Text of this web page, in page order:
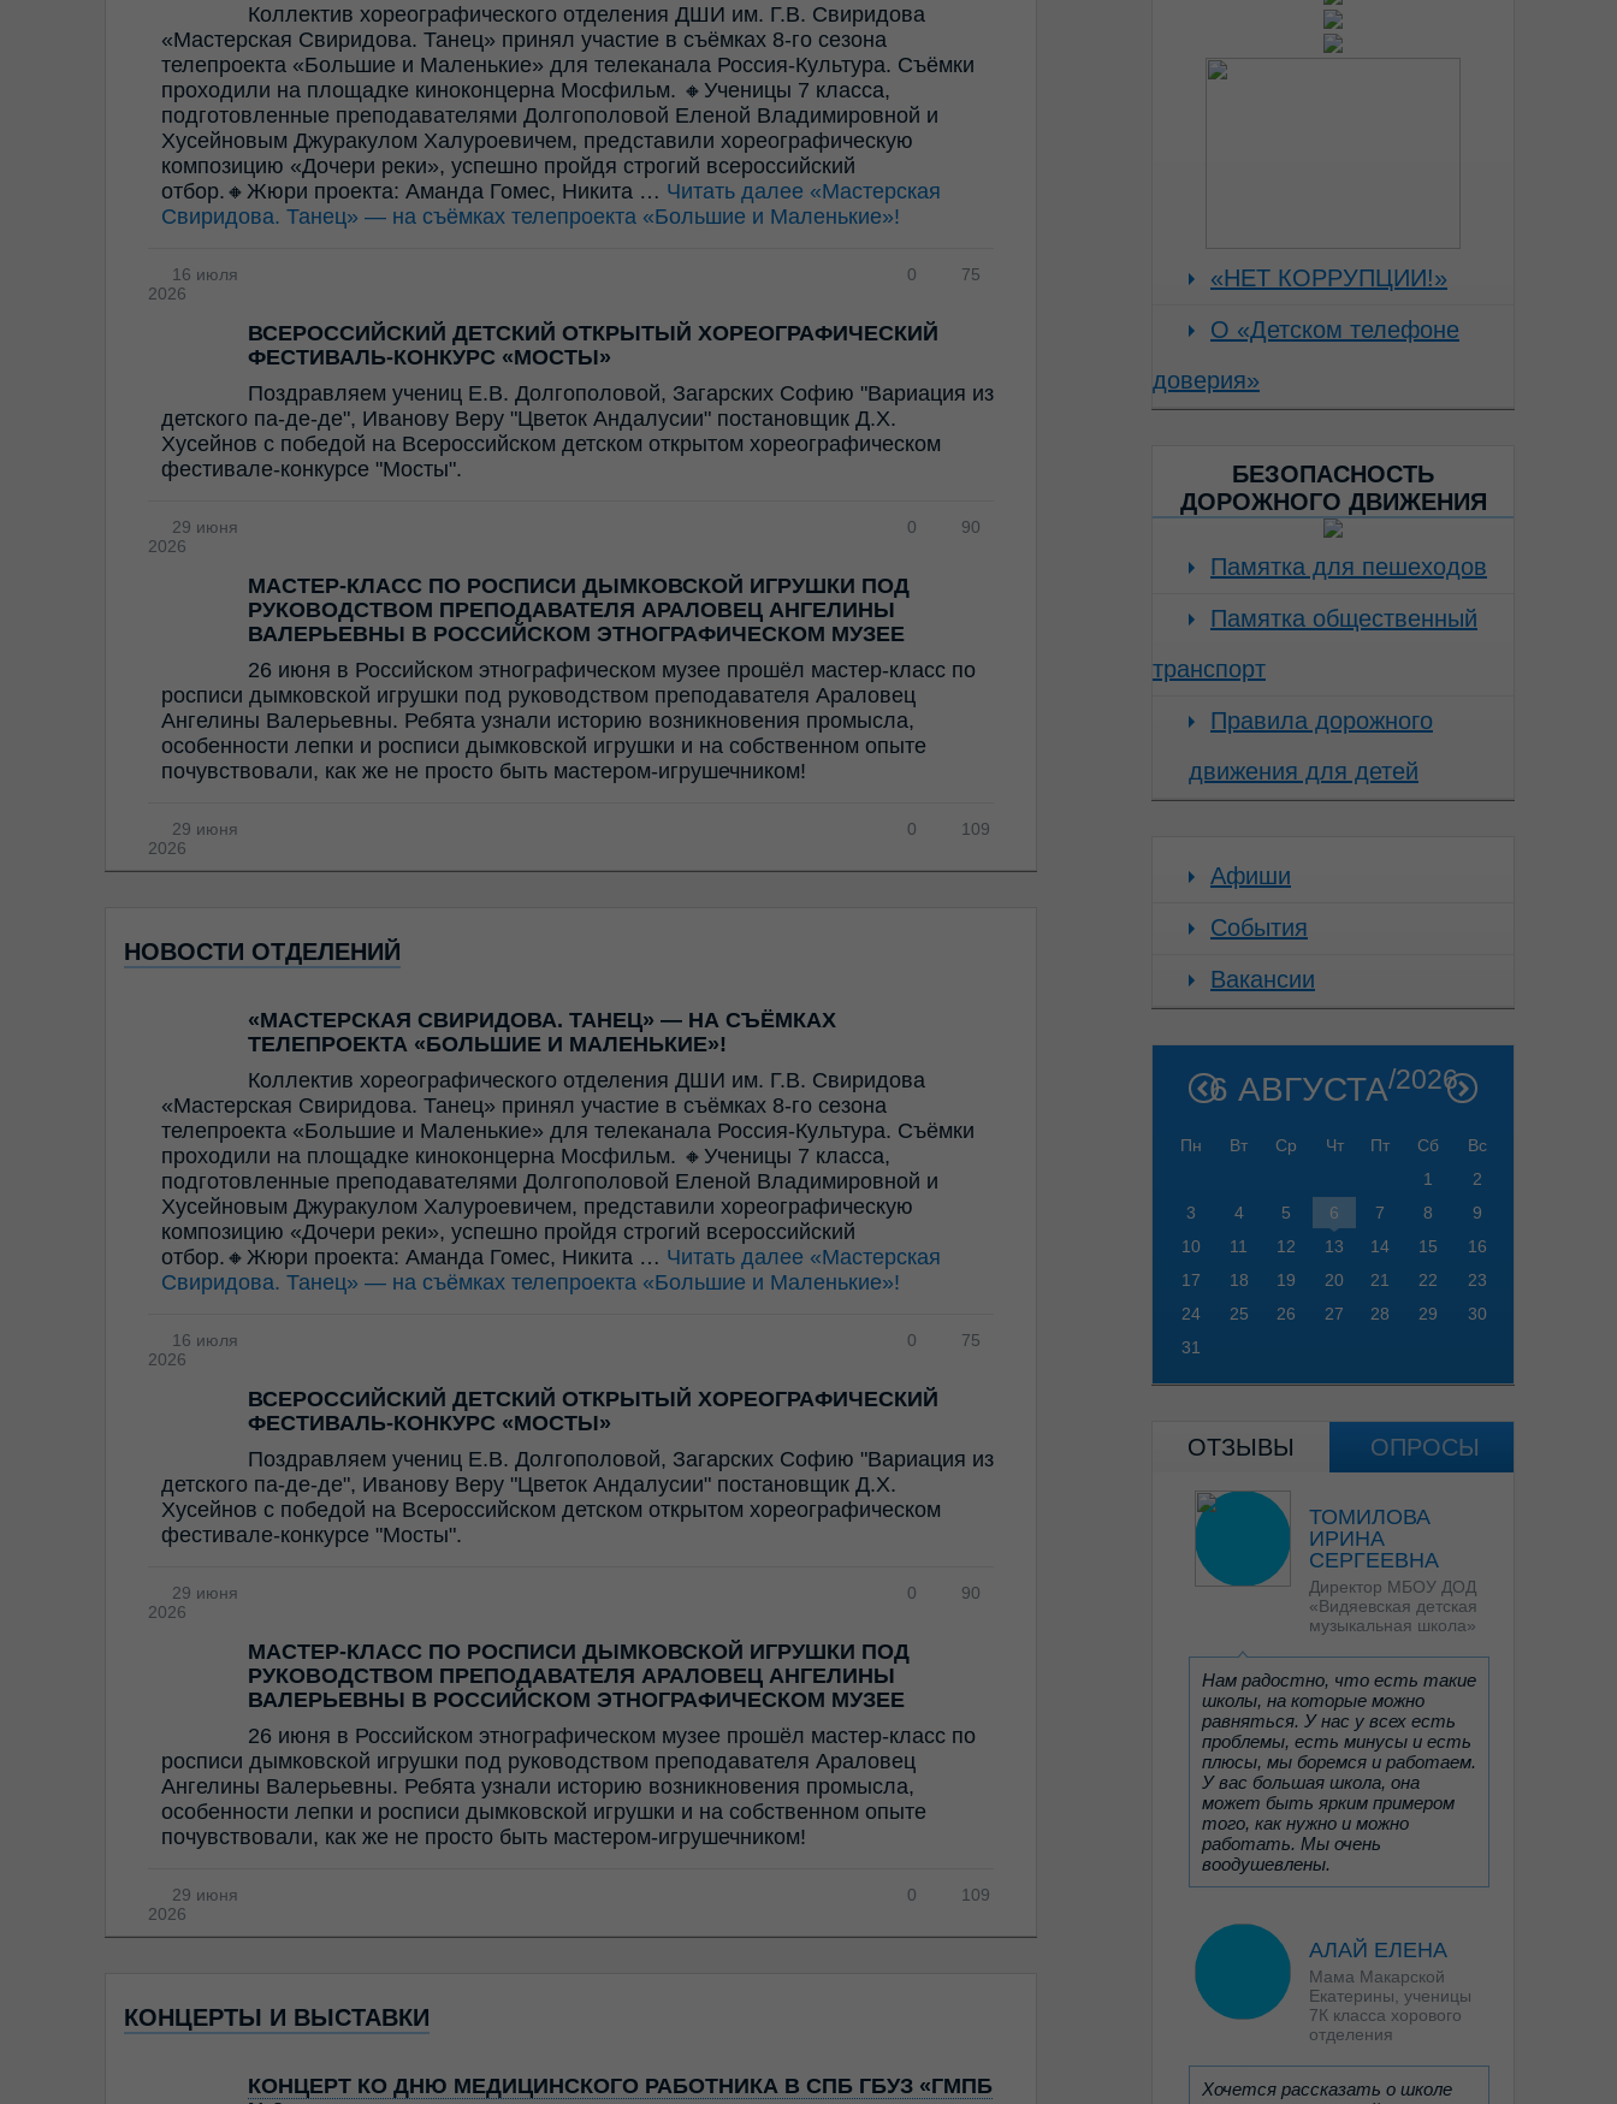
Коллектив хореографического отделения ДШИ им. Г.В. Свиридова
«Мастерская Свиридова. Танец» принял участие в съёмках 8-го сезона
телепроекта «Большие и Маленькие» для телеканала Россия-Культура. Съёмки
проходили на площадке киноконцерна Мосфильм. 🔸Ученицы 7 класса,
подготовленные преподавателями Долгополовой Еленой Владимировной и
Хусейновым Джуракулом Халуроевичем, представили хореографическую
композицию «Дочери реки», успешно пройдя строгий всероссийский
отбор.🔸Жюри проекта: Аманда Гомес, Никита … Читать далее «Мастерская
Свиридова. Танец» — на съёмках телепроекта «Большие и Маленькие»!
16 июля
2026
75
0
ВСЕРОССИЙСКИЙ ДЕТСКИЙ ОТКРЫТЫЙ ХОРЕОГРАФИЧЕСКИЙ
ФЕСТИВАЛЬ-КОНКУРС «МОСТЫ»
Поздравляем учениц Е.В. Долгополовой, Загарских Софию "Вариация из
детского па-де-де", Иванову Веру "Цветок Андалусии" постановщик Д.Х.
Хусейнов с победой на Всероссийском детском открытом хореографическом
фестивале-конкурсе "Мосты".
29 июня
2026
90
0
МАСТЕР-КЛАСС ПО РОСПИСИ ДЫМКОВСКОЙ ИГРУШКИ ПОД
РУКОВОДСТВОМ ПРЕПОДАВАТЕЛЯ АРАЛОВЕЦ АНГЕЛИНЫ
ВАЛЕРЬЕВНЫ В РОССИЙСКОМ ЭТНОГРАФИЧЕСКОМ МУЗЕЕ
26 июня в Российском этнографическом музее прошёл мастер-класс по
росписи дымковской игрушки под руководством преподавателя Араловец
Ангелины Валерьевны. Ребята узнали историю возникновения промысла,
особенности лепки и росписи дымковской игрушки и на собственном опыте
почувствовали, как же не просто быть мастером-игрушечником!
29 июня
2026
109
0
НОВОСТИ ОТДЕЛЕНИЙ
«МАСТЕРСКАЯ СВИРИДОВА. ТАНЕЦ» — НА СЪЁМКАХ
ТЕЛЕПРОЕКТА «БОЛЬШИЕ И МАЛЕНЬКИЕ»!
Коллектив хореографического отделения ДШИ им. Г.В. Свиридова
«Мастерская Свиридова. Танец» принял участие в съёмках 8-го сезона
телепроекта «Большие и Маленькие» для телеканала Россия-Культура. Съёмки
проходили на площадке киноконцерна Мосфильм. 🔸Ученицы 7 класса,
подготовленные преподавателями Долгополовой Еленой Владимировной и
Хусейновым Джуракулом Халуроевичем, представили хореографическую
композицию «Дочери реки», успешно пройдя строгий всероссийский
отбор.🔸Жюри проекта: Аманда Гомес, Никита … Читать далее «Мастерская
Свиридова. Танец» — на съёмках телепроекта «Большие и Маленькие»!
16 июля
2026
75
0
ВСЕРОССИЙСКИЙ ДЕТСКИЙ ОТКРЫТЫЙ ХОРЕОГРАФИЧЕСКИЙ
ФЕСТИВАЛЬ-КОНКУРС «МОСТЫ»
Поздравляем учениц Е.В. Долгополовой, Загарских Софию "Вариация из
детского па-де-де", Иванову Веру "Цветок Андалусии" постановщик Д.Х.
Хусейнов с победой на Всероссийском детском открытом хореографическом
фестивале-конкурсе "Мосты".
29 июня
2026
90
0
МАСТЕР-КЛАСС ПО РОСПИСИ ДЫМКОВСКОЙ ИГРУШКИ ПОД
РУКОВОДСТВОМ ПРЕПОДАВАТЕЛЯ АРАЛОВЕЦ АНГЕЛИНЫ
ВАЛЕРЬЕВНЫ В РОССИЙСКОМ ЭТНОГРАФИЧЕСКОМ МУЗЕЕ
26 июня в Российском этнографическом музее прошёл мастер-класс по
росписи дымковской игрушки под руководством преподавателя Араловец
Ангелины Валерьевны. Ребята узнали историю возникновения промысла,
особенности лепки и росписи дымковской игрушки и на собственном опыте
почувствовали, как же не просто быть мастером-игрушечником!
29 июня
2026
109
0
КОНЦЕРТЫ И ВЫСТАВКИ
КОНЦЕРТ КО ДНЮ МЕДИЦИНСКОГО РАБОТНИКА В СПБ ГБУЗ «ГМПБ
«НЕТ КОРРУПЦИИ!»
О «Детском телефоне
доверия»
БЕЗОПАСНОСТЬ
ДОРОЖНОГО ДВИЖЕНИЯ
Памятка для пешеходов
Памятка общественный
транспорт
Правила дорожного
движения для детей
Афиши
События
Вакансии
6 АВГУСТА/2026
Пн Вт Ср Чт Пт Сб
Вс
1
2
3
4 5 6 7 8
9
10
11 12 13 14 15
16
17
18 19 20 21 22
23
24
25 26 27 28 29
30
31
ОТЗЫВЫ ОПРОСЫ
ТОМИЛОВА
ИРИНА
СЕРГЕЕВНА
Директор МБОУ ДОД
«Видяевская детская
музыкальная школа»
Нам радостно, что есть такие
школы, на которые можно
равняться. У нас у всех есть
проблемы, есть минусы и есть
плюсы, мы боремся и работаем.
У вас большая школа, она
может быть ярким примером
того, как нужно и можно
работать. Мы очень
воодушевлены.
АЛАЙ ЕЛЕНА
Мама Макарской
Екатерины, ученицы
7К класса хорового
отделения
Хочется рассказать о школе